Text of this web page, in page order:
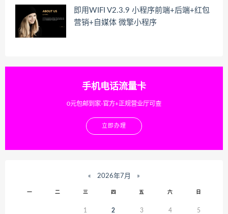
即用WIFI V2.3.9 小程序前端+后端+红包
营销+自媒体 微擎小程序
手机电话流量卡
0元包邮到家-官方+正规营业厅可查
立即办理
« 2026年7月 »
一 二 三 四 五 六 日
1 2 3 4 5